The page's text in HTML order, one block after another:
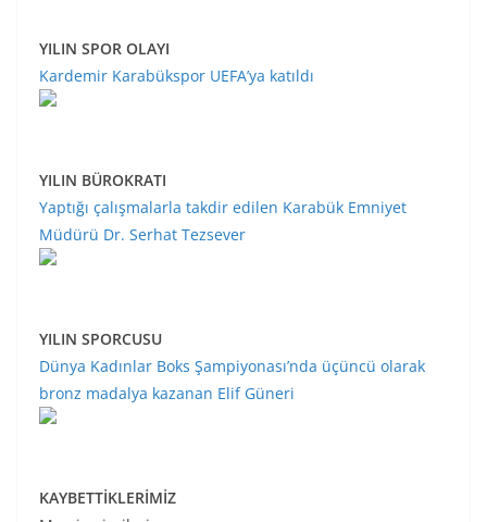
YILIN SPOR OLAYI
Kardemir Karabükspor UEFA’ya katıldı
YILIN BÜROKRATI
Yaptığı çalışmalarla takdir edilen Karabük Emniyet
Müdürü Dr. Serhat Tezsever
YILIN SPORCUSU
Dünya Kadınlar Boks Şampiyonası’nda üçüncü olarak
bronz madalya kazanan Elif Güneri
KAYBETTİKLERİMİZ